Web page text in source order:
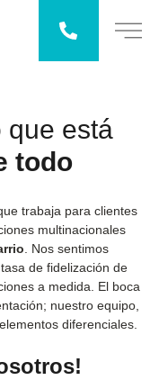
que está
todo
trabaja para clientes
multinacionales
. Nos sentimos
de fidelización de
a medida. El boca
nuestro equipo,
diferenciales.